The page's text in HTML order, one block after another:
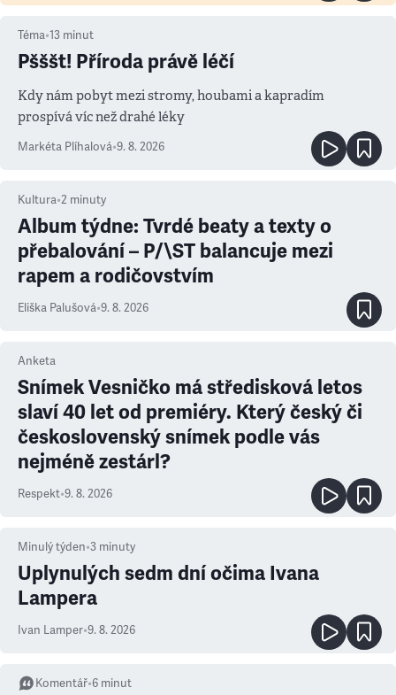
Téma•13 minut
Pšššt! Příroda právě léčí
Kdy nám pobyt mezi stromy, houbami a kapradím
prospívá víc než drahé léky
Markéta Plíhalová•9. 8. 2026
Kultura•2 minuty
Album týdne: Tvrdé beaty a texty o
přebalování – P/\ST balancuje mezi
rapem a rodičovstvím
Eliška Palušová•9. 8. 2026
Anketa
Snímek Vesničko má středisková letos
slaví 40 let od premiéry. Který český či
československý snímek podle vás
nejméně zestárl?
Respekt•9. 8. 2026
Minulý týden•3 minuty
Uplynulých sedm dní očima Ivana
Lampera
Ivan Lamper•9. 8. 2026
Komentář•6 minut